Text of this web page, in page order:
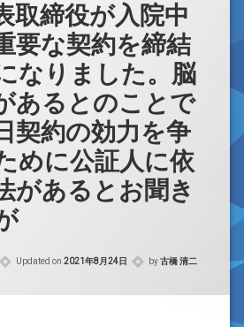
験生募集中
取締役が入院中
要な契約を締結
なりました。脳
あるとのことで
契約の効力を争
めに公証人に依
があるとお聞き
Updated on 2021年8月24日 by古橋 清二